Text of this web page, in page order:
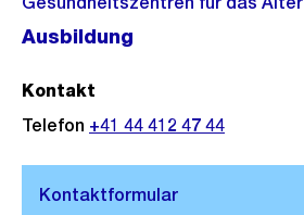
Ausbildung
Kontakt
Telefon +41 44 412 47 44